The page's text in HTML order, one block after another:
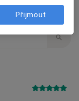
Přijmout